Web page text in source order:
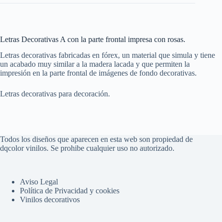
Letras Decorativas A con la parte frontal impresa con rosas.
Letras decorativas fabricadas en fórex, un material que simula y tiene
un acabado muy similar a la madera lacada y que permiten la
impresión en la parte frontal de imágenes de fondo decorativas.
Letras decorativas para decoración.
Todos los diseños que aparecen en esta web son propiedad de
dqcolor vinilos. Se prohibe cualquier uso no autorizado.
Aviso Legal
Política de Privacidad y cookies
Vinilos decorativos